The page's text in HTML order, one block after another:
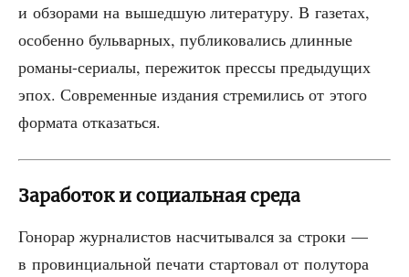
и обзо­ра­ми на вышед­шую лите­ра­ту­ру. В газе­тах,
осо­бен­но буль­вар­ных, пуб­ли­ко­ва­лись длин­ные
рома­ны-сери­а­лы, пере­жи­ток прес­сы преды­ду­щих
эпох. Совре­мен­ные изда­ния стре­ми­лись от это­го
фор­ма­та отказаться.
Заработок и социальная среда
Гоно­рар жур­на­ли­стов насчи­ты­вал­ся за стро­ки —
в про­вин­ци­аль­ной печа­ти стар­то­вал от полу­то­ра